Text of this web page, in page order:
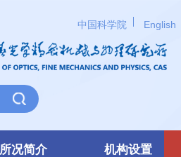
中国科学院 English
所况简介 机构设置